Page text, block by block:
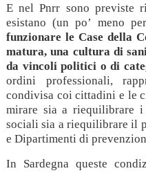
E nel Pnrr sono previste
esistano (un po’ meno
funzionare le Case della
matura, una cultura di
da vincoli politici o di
ordini professionali,
condivisa coi cittadini e le
mirare sia a
sociali sia a riequilibrare il
e Dipartimenti di
In Sardegna queste